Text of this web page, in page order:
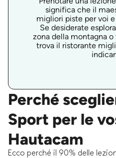
significa che il
migliori piste per voi
Se desiderate
zona della montagna
trova il ristorante
Perché
Sport per le
Hautacam
Ecco perché il 90% delle